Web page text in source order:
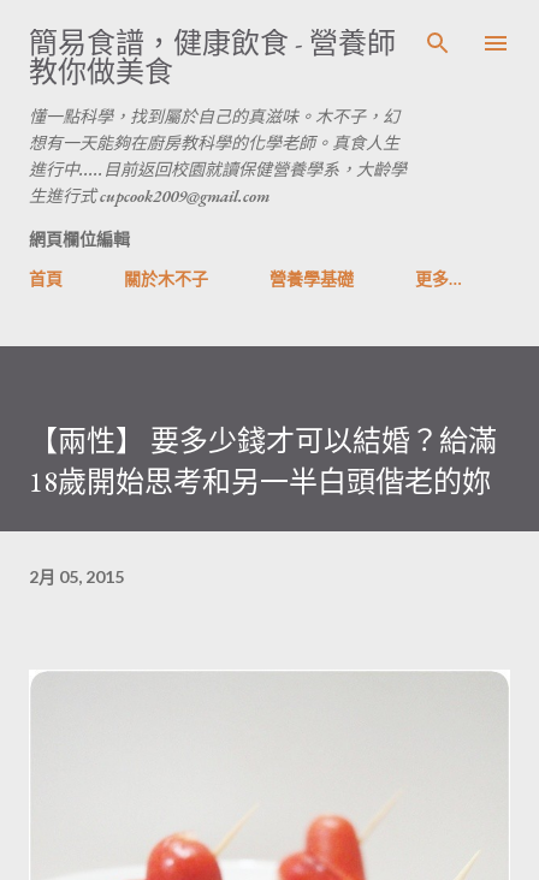
跳到主要內容
簡易食譜，健康飲食 - 營養師
教你做美食
懂一點科學，找到屬於自己的真滋味。木不子，幻
想有一天能夠在廚房教科學的化學老師。真食人生
進行中.....目前返回校園就讀保健營養學系，大齡學
生進行式 cupcook2009@gmail.com
網頁欄位編輯
首頁
關於木不子 營養學基礎 更多…
【兩性】 要多少錢才可以結婚？給滿
18歲開始思考和另一半白頭偕老的妳
2月 05, 2015